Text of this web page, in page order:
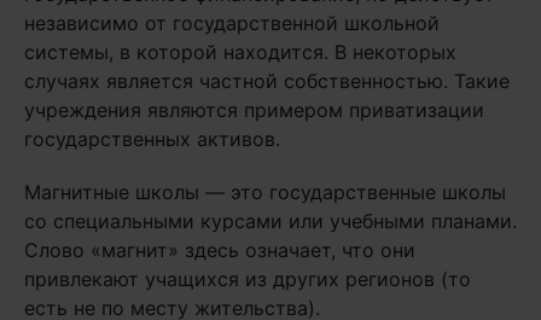
независимо от государственной школьной
системы, в которой находится. В некоторых
случаях является частной собственностью. Такие
учреждения являются примером приватизации
государственных активов.
Магнитные школы — это государственные школы
со специальными курсами или учебными планами.
Слово «магнит» здесь означает, что они
привлекают учащихся из других регионов (то
есть не по месту жительства).